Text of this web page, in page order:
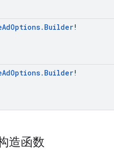
AdOptions. Builder!
AdOptions. Builder!
造函数